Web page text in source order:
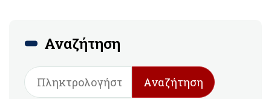
Αναζήτηση
Αναζήτηση